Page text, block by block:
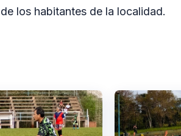
los habitantes de la localidad.